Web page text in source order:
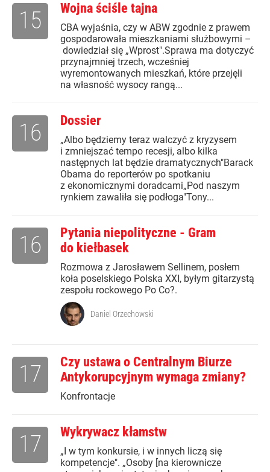
Wojna ściśle tajna
CBA wyjaśnia, czy w ABW zgodnie z prawem
gospodarowała mieszkaniami służbowymi –
dowiedział się „Wprost".Sprawa ma dotyczyć
przynajmniej trzech, wcześniej
wyremontowanych mieszkań, które przejęli
na własność wysocy rangą...
15
Dossier
„Albo będziemy teraz walczyć z kryzysem
i zmniejszać tempo recesji, albo kilka
następnych lat będzie dramatycznych"Barack
Obama do reporterów po spotkaniu
z ekonomicznymi doradcami„Pod naszym
rynkiem zawaliła się podłoga"Tony...
16
Pytania niepolityczne - Gram
do kiełbasek
Rozmowa z Jarosławem Sellinem, posłem
koła poselskiego Polska XXI, byłym gitarzystą
zespołu rockowego Po Co?.
16
Daniel Orzechowski
Czy ustawa o Centralnym Biurze
Antykorupcyjnym wymaga zmiany?
Konfrontacje
17
Wykrywacz kłamstw
„I w tym konkursie, i w innych liczą się
kompetencje". „Osoby [na kierownicze
17